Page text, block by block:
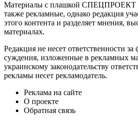
Материалы с плашкой
также рекламные, однако редакция
этого контента и разделяет мнения,
материалах.
Редакция не несет ответственности
суждения, изложенные в рекламных
украинскому законодательству
рекламы несет рекламодатель.
Реклама на сайте
О проекте
Обратная связь